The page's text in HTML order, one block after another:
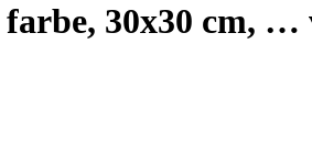
30x30 cm, …